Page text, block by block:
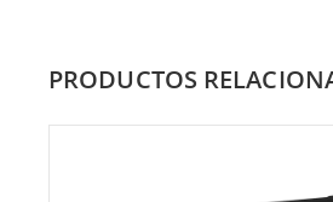
PRODUCTOS